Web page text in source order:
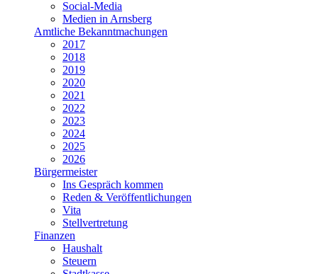
Social-Media
Medien in Arnsberg
Amtliche Bekanntmachungen
2017
2018
2019
2020
2021
2022
2023
2024
2025
2026
Bürgermeister
Ins Gespräch kommen
Reden & Veröffentlichungen
Vita
Stellvertretung
Finanzen
Haushalt
Steuern